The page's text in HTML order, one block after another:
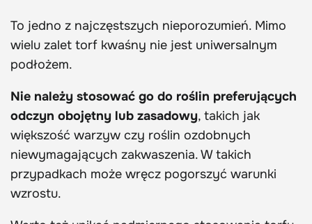
To jedno z najczęstszych nieporozumień. Mimo
wielu zalet torf kwaśny nie jest uniwersalnym
podłożem.
Nie należy stosować go do roślin preferujących
odczyn obojętny lub zasadowy, takich jak
większość warzyw czy roślin ozdobnych
niewymagających zakwaszenia. W takich
przypadkach może wręcz pogorszyć warunki
wzrostu.